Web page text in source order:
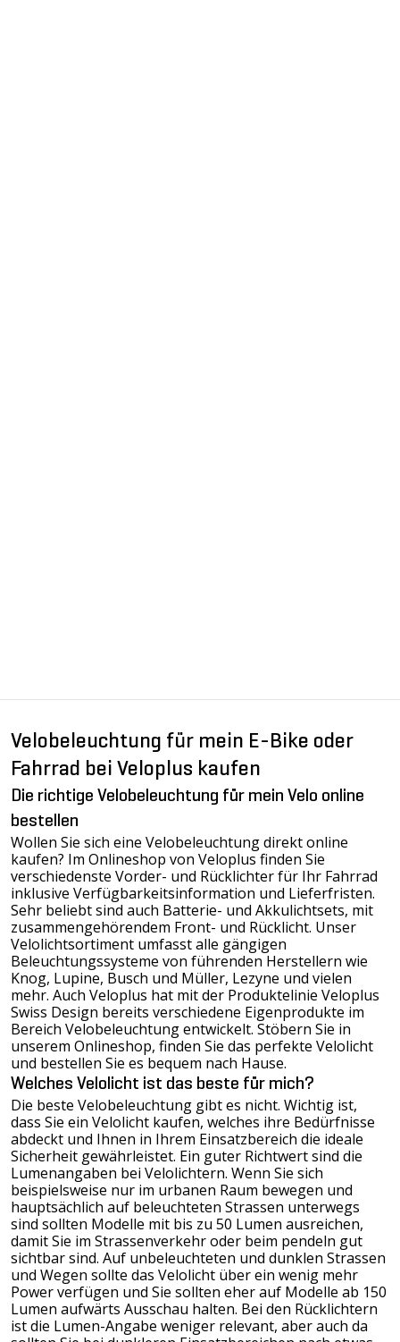
Velobeleuchtung für mein E-Bike oder
Fahrrad bei Veloplus kaufen
Die richtige Velobeleuchtung für mein Velo online
bestellen
Wollen Sie sich eine Velobeleuchtung direkt online
kaufen? Im Onlineshop von Veloplus finden Sie
verschiedenste Vorder- und Rücklichter für Ihr Fahrrad
inklusive Verfügbarkeitsinformation und Lieferfristen.
Sehr beliebt sind auch Batterie- und Akkulichtsets, mit
zusammengehörendem Front- und Rücklicht. Unser
Velolichtsortiment umfasst alle gängigen
Beleuchtungssysteme von führenden Herstellern wie
Knog, Lupine, Busch und Müller, Lezyne und vielen
mehr. Auch Veloplus hat mit der Produktelinie Veloplus
Swiss Design bereits verschiedene Eigenprodukte im
Bereich Velobeleuchtung entwickelt. Stöbern Sie in
unserem Onlineshop, finden Sie das perfekte Velolicht
und bestellen Sie es bequem nach Hause.
Welches Velolicht ist das beste für mich?
Die beste Velobeleuchtung gibt es nicht. Wichtig ist,
dass Sie ein Velolicht kaufen, welches ihre Bedürfnisse
abdeckt und Ihnen in Ihrem Einsatzbereich die ideale
Sicherheit gewährleistet. Ein guter Richtwert sind die
Lumenangaben bei Velolichtern. Wenn Sie sich
beispielsweise nur im urbanen Raum bewegen und
hauptsächlich auf beleuchteten Strassen unterwegs
sind sollten Modelle mit bis zu 50 Lumen ausreichen,
damit Sie im Strassenverkehr oder beim pendeln gut
sichtbar sind. Auf unbeleuchteten und dunklen Strassen
und Wegen sollte das Velolicht über ein wenig mehr
Power verfügen und Sie sollten eher auf Modelle ab 150
Lumen aufwärts Ausschau halten. Bei den Rücklichtern
ist die Lumen-Angabe weniger relevant, aber auch da